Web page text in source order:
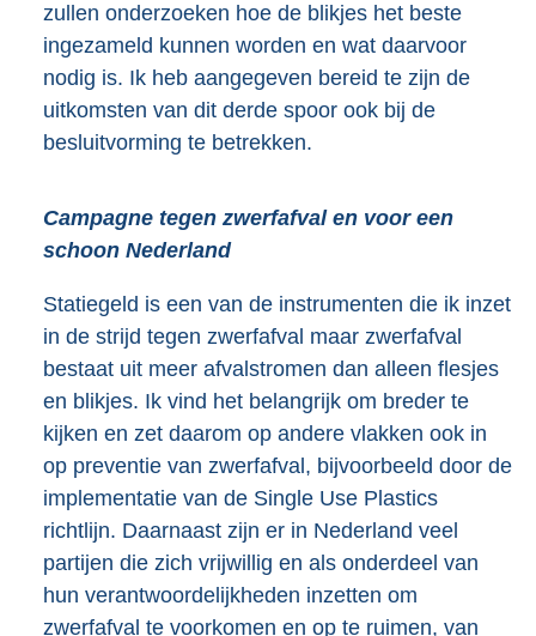
zullen onderzoeken hoe de blikjes het beste
ingezameld kunnen worden en wat daarvoor
nodig is. Ik heb aangegeven bereid te zijn de
uitkomsten van dit derde spoor ook bij de
besluitvorming te betrekken.
Campagne tegen zwerfafval en voor een
schoon Nederland
Statiegeld is een van de instrumenten die ik inzet
in de strijd tegen zwerfafval maar zwerfafval
bestaat uit meer afvalstromen dan alleen flesjes
en blikjes. Ik vind het belangrijk om breder te
kijken en zet daarom op andere vlakken ook in
op preventie van zwerfafval, bijvoorbeeld door de
implementatie van de Single Use Plastics
richtlijn. Daarnaast zijn er in Nederland veel
partijen die zich vrijwillig en als onderdeel van
hun verantwoordelijkheden inzetten om
zwerfafval te voorkomen en op te ruimen, van